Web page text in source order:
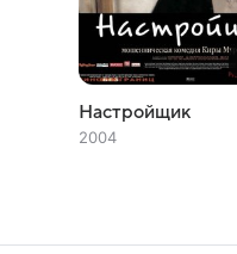
Настройщик
2004